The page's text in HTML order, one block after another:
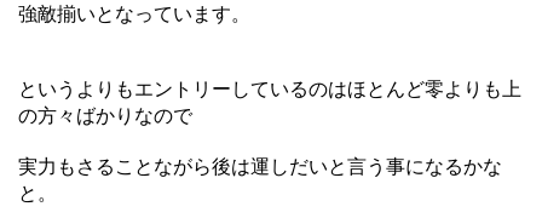
強敵揃いとなっています。
というよりもエントリーしているのはほとんど零よりも上
の方々ばかりなので
実力もさることながら後は運しだいと言う事になるかな
と。